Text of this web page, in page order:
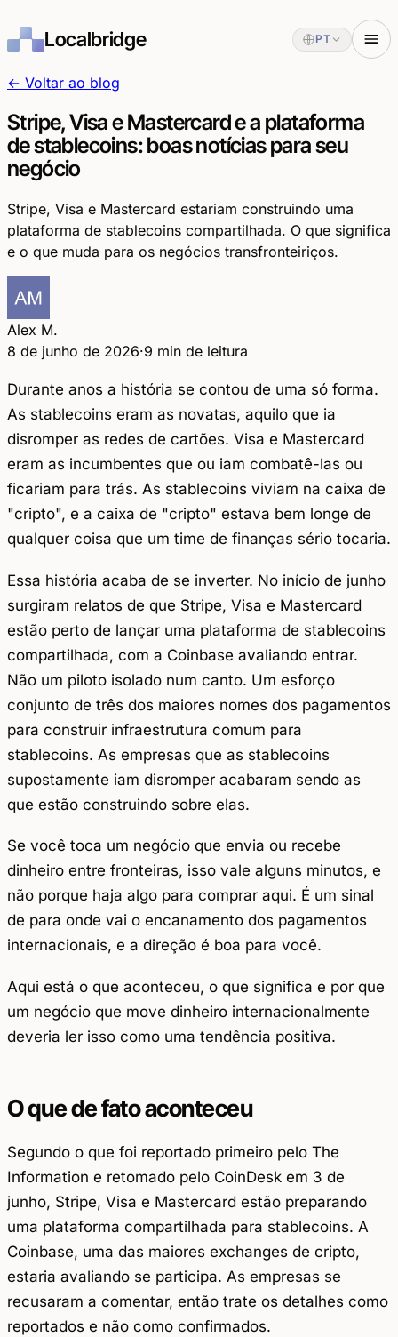
Localbridge PT
← Voltar ao blog
Stripe, Visa e Mastercard e a plataforma
de stablecoins: boas notícias para seu
negócio
Stripe, Visa e Mastercard estariam construindo uma
plataforma de stablecoins compartilhada. O que significa
e o que muda para os negócios transfronteiriços.
Alex M.
8 de junho de 2026·9 min de leitura
Durante anos a história se contou de uma só forma.
As stablecoins eram as novatas, aquilo que ia
disromper as redes de cartões. Visa e Mastercard
eram as incumbentes que ou iam combatê-las ou
ficariam para trás. As stablecoins viviam na caixa de
"cripto", e a caixa de "cripto" estava bem longe de
qualquer coisa que um time de finanças sério tocaria.
Essa história acaba de se inverter. No início de junho
surgiram relatos de que Stripe, Visa e Mastercard
estão perto de lançar uma plataforma de stablecoins
compartilhada, com a Coinbase avaliando entrar.
Não um piloto isolado num canto. Um esforço
conjunto de três dos maiores nomes dos pagamentos
para construir infraestrutura comum para
stablecoins. As empresas que as stablecoins
supostamente iam disromper acabaram sendo as
que estão construindo sobre elas.
Se você toca um negócio que envia ou recebe
dinheiro entre fronteiras, isso vale alguns minutos, e
não porque haja algo para comprar aqui. É um sinal
de para onde vai o encanamento dos pagamentos
internacionais, e a direção é boa para você.
Aqui está o que aconteceu, o que significa e por que
um negócio que move dinheiro internacionalmente
deveria ler isso como uma tendência positiva.
O que de fato aconteceu
Segundo o que foi reportado primeiro pelo The
Information e retomado pelo CoinDesk em 3 de
junho, Stripe, Visa e Mastercard estão preparando
uma plataforma compartilhada para stablecoins. A
Coinbase, uma das maiores exchanges de cripto,
estaria avaliando se participa. As empresas se
recusaram a comentar, então trate os detalhes como
reportados e não como confirmados.